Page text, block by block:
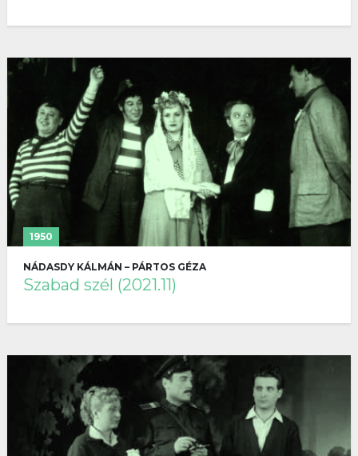
1950
NÁDASDY KÁLMÁN – PÁRTOS GÉZA
Szabad szél (2021.11)